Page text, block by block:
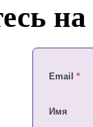
Email *
Имя